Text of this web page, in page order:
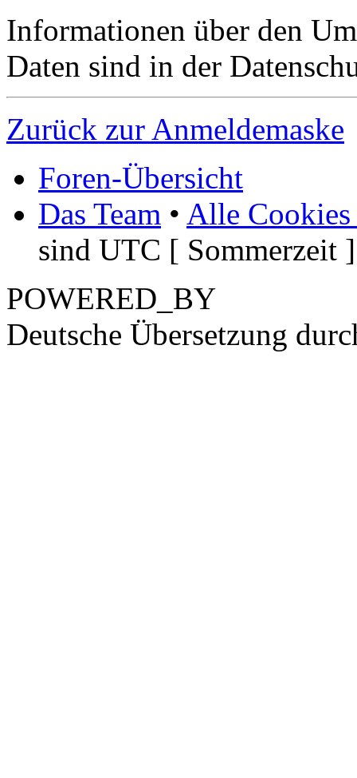
Informationen über den
Daten sind in der
Zurück zur Anmeldemaske
Foren-Übersicht
Das Team • Alle Cookies
sind UTC [ Sommerzeit ]
POWERED_BY
Deutsche Übersetzung